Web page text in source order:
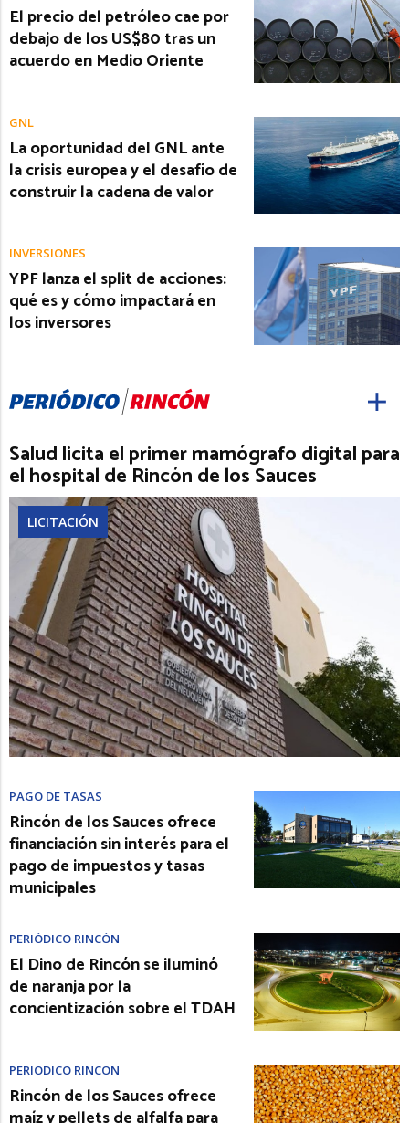
El precio del petróleo cae por
debajo de los US$80 tras un
acuerdo en Medio Oriente
GNL
La oportunidad del GNL ante
la crisis europea y el desafío de
construir la cadena de valor
INVERSIONES
YPF lanza el split de acciones:
qué es y cómo impactará en
los inversores
Salud licita el primer mamógrafo digital para
el hospital de Rincón de los Sauces
LICITACIÓN
PAGO DE TASAS
Rincón de los Sauces ofrece
financiación sin interés para el
pago de impuestos y tasas
municipales
PERIÓDICO RINCÓN
El Dino de Rincón se iluminó
de naranja por la
concientización sobre el TDAH
PERIÓDICO RINCÓN
Rincón de los Sauces ofrece